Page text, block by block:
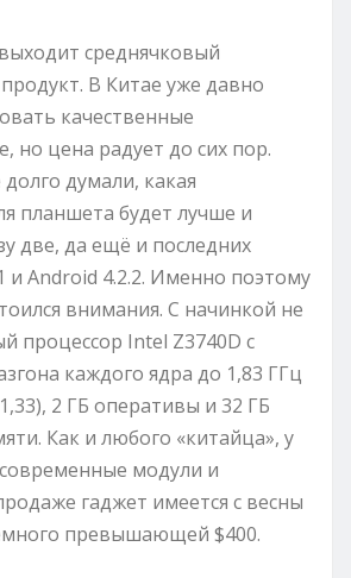
среднячковый
В Китае уже давно
качественные
но цена радует до сих пор.
думали, какая
планшета будет лучше и
две, да ещё и последних
и Android 4.2.2. Именно поэтому
внимания. С начинкой не
процессор Intel Z3740D с
каждого ядра до 1,83 ГГц
2 ГБ оперативы и 32 ГБ
Как и любого «китайца», у
современные модули и
гаджет имеется с весны
превышающей $400.